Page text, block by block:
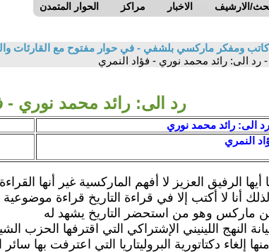
الحوار المتمدن مراكز الاخبار الارشيف
كاتب ومفكر ماركسي بلشفي - في حوار مفتوح مع القارئات
- رد الى: رائد محمد نوري - فؤاد النمري
رد الى: رائد محمد نوري -
الى: رائد محمد نوري
النمري
أيها الرفيق العزيز لا أفهم الماركسية غير أنها
أنا لا أكتب إلا في قراءة التاريخ قراءة
ماركس وهو من استحضر التاريخ يشهد له
النهج اللينيني الإشتراكي التي اقترفها الحزب
إلغاء دكتاتورية البروليتاريا التي اعترفت بها